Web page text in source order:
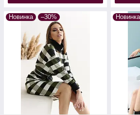
Новинка –30% Новинка